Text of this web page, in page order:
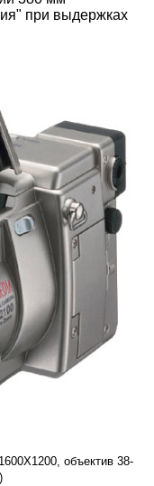
при выдержках
объектив 38-